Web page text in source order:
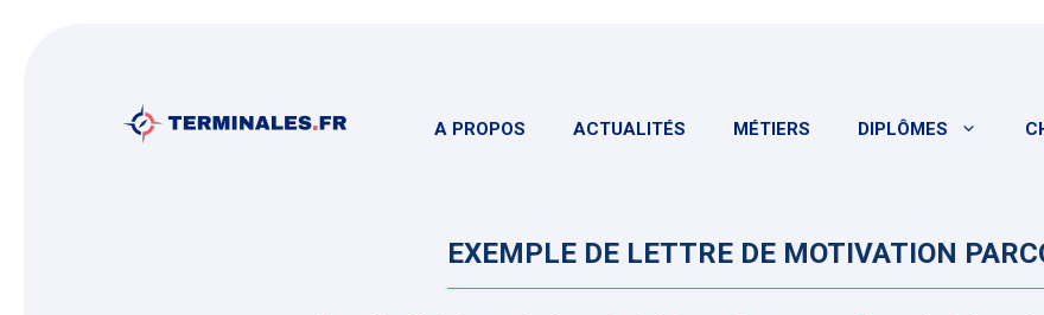
A PROPOS ACTUALITÉS MÉTIERS DIPLÔMES
EXEMPLE DE LETTRE DE MOTIVATION